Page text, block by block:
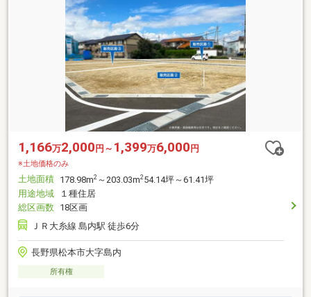
1,166万2,000円～ 1,399万6,000円
※土地価格のみ
土地面積 178.98m2 ～203.03m2 54.14坪～61.41坪
用途地域
１種住居
総区画数 18区画
ＪＲ大糸線 島内駅 徒歩6分
長野県松本市大字島内
所有権